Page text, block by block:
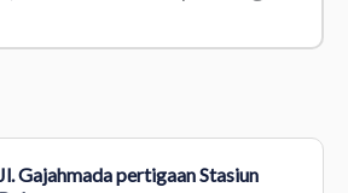
Gajahmada pertigaan Stasiun